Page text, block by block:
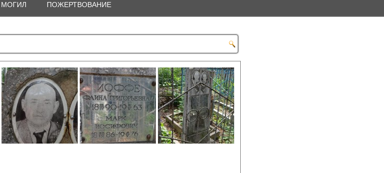
ПОЖЕРТВОВАНИЕ